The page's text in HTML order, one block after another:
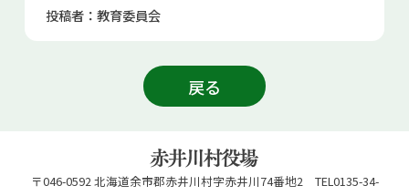
投稿者：教育委員会
戻る
〒046-0592 北海道余市郡赤井川村字赤井川74番地2 TEL0135-34-